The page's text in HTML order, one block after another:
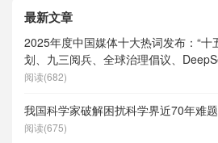
最新文章
2025年度中国媒体十大热词发布：“十
划、九三阅兵、全球治理倡议、
度求索）、人形机器人、苏超、票根经
阅读(682)
我国科学家破解困扰科学界近70年难题
阅读(675)